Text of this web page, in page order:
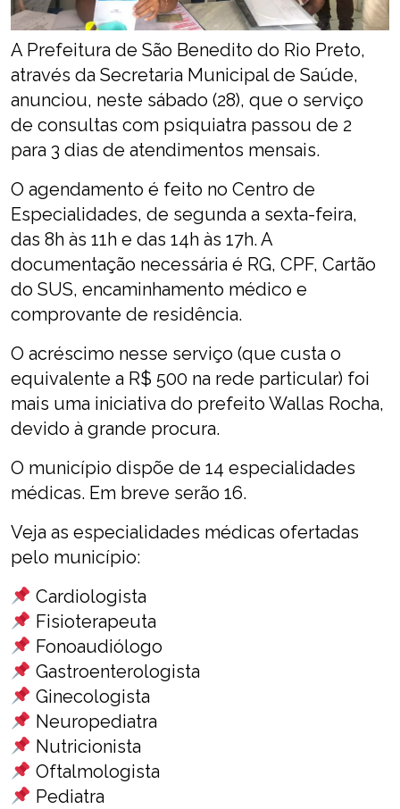
A Prefeitura de São Benedito do Rio Preto,
através da Secretaria Municipal de Saúde,
anunciou, neste sábado (28), que o serviço
de consultas com psiquiatra passou de 2
para 3 dias de atendimentos mensais.
O agendamento é feito no Centro de
Especialidades, de segunda a sexta-feira,
das 8h às 11h e das 14h às 17h. A
documentação necessária é RG, CPF, Cartão
do SUS, encaminhamento médico e
comprovante de residência.
O acréscimo nesse serviço (que custa o
equivalente a R$ 500 na rede particular) foi
mais uma iniciativa do prefeito Wallas Rocha,
devido à grande procura.
O município dispõe de 14 especialidades
médicas. Em breve serão 16.
Veja as especialidades médicas ofertadas
pelo município:
Cardiologista
Fisioterapeuta
Fonoaudiólogo
Gastroenterologista
Ginecologista
Neuropediatra
Nutricionista
Oftalmologista
Pediatra